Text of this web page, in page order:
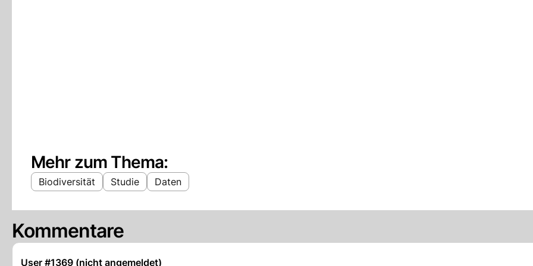
Mehr zum Thema:
Biodiversität Studie Daten
Kommentare
User #1369 (nicht angemeldet)